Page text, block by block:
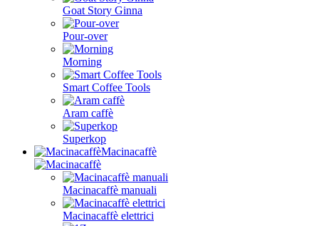
Goat Story Ginna
Pour-over
Morning
Smart Coffee Tools
Aram caffè
Superkop
Macinacaffè
Macinacaffè manuali
Macinacaffè elettrici